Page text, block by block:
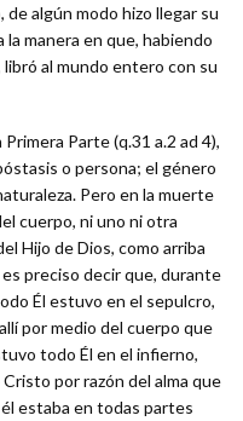
algún modo hizo llegar su
manera en que, habiendo
al mundo entero con su
Parte (q.31 a.2 ad 4),
o persona; el género
Pero en la muerte
cuerpo, ni uno ni otra
Hijo de Dios, como arriba
es preciso decir que, durante
Él estuvo en el sepulcro,
por medio del cuerpo que
todo Él en el infierno,
por razón del alma que
estaba en todas partes